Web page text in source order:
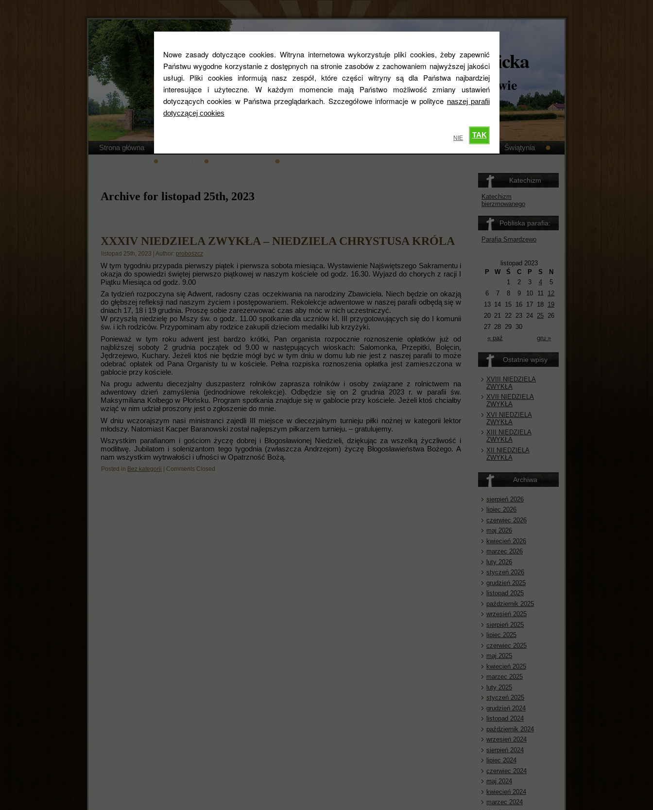
Nowe zasady dotyczące cookies. Witryna internetowa wykorzystuje pliki cookies, żeby zapewnić
Państwu wygodne korzystanie z dostępnych na stronie zasobów z zachowaniem najwyższej jakości
usługi. Pliki cookies informują nasz zespół, które części witryny są dla Państwa najbardziej
interesujące i użyteczne. W każdym momencie mają Państwo możliwość zmiany ustawień
dotyczących cookies w Państwa przeglądarkach. Szczegółowe informacje w polityce naszej parafii
dotyczącej cookies
TAK
NIE
Parafia rzymskokatolicka
pw. Św. Zygmunta w Królewie
Strona główna
Świątynia
Archive for listopad 25th, 2023
XXXIV NIEDZIELA ZWYKŁA – NIEDZIELA CHRYSTUSA KRÓLA
listopad 25th, 2023 | Author: proboszcz
W tym tygodniu przypada pierwszy piątek i pierwsza sobota miesiąca. Wystawienie Najświętszego Sakramentu i
okazja do spowiedzi świętej pierwszo piątkowej w naszym kościele od godz. 16.30. Wyjazd do chorych z racji I
Piątku Miesiąca od godz. 9.00
Za tydzień rozpoczyna się Adwent, radosny czas oczekiwania na narodziny Zbawiciela. Niech będzie on okazją
do głębszej refleksji nad naszym życiem i postępowaniem. Rekolekcje adwentowe w naszej parafii odbędą się w
dniach 17, 18 i 19 grudnia. Proszę sobie zarezerwować czas aby móc w nich uczestniczyć.
W przyszłą niedzielę po Mszy św. o godz. 11.00 spotkanie dla uczniów kl. III przygotowujących się do I komunii
św. i ich rodziców. Przypominam aby rodzice zakupili dzieciom medaliki lub krzyżyki.
Ponieważ w tym roku adwent jest bardzo krótki, Pan organista rozpocznie roznoszenie opłatków już od
najbliższej soboty 2 grudnia początek od 9.00 w następujących wioskach: Salomonka, Przepitki, Bolęcin,
Jędrzejewo, Kuchary. Jeżeli ktoś nie będzie mógł być w tym dniu w domu lub nie jest z naszej parafii to może
odebrać opłatek od Pana Organisty tu w kościele. Pełna rozpiska roznoszenia opłatka jest zamieszczona w
gablocie przy kościele.
Na progu adwentu diecezjalny duszpasterz rolników zaprasza rolników i osoby związane z rolnictwem na
adwentowy dzień zamyślenia (jednodniowe rekolekcje). Odbędzie się on 2 grudnia 2023 r. w parafii św.
Maksymiliana Kolbego w Płońsku. Program spotkania znajduje się w gablocie przy kościele. Jeżeli ktoś chciałby
wziąć w nim udział proszony jest o zgłoszenie do mnie.
W dniu wczorajszym nasi ministranci zajedli III miejsce w diecezjalnym turnieju piłki nożnej w kategorii lektor
młodszy. Natomiast Kacper Baranowski został najlepszym piłkarzem turnieju. – gratulujemy.
Wszystkim parafianom i gościom życzę dobrej i Błogosławionej Niedzieli, dziękując za wszelką życzliwość i
modlitwę. Jubilatom i solenizantom tego tygodnia (zwłaszcza Andrzejom) życzę Błogosławieństwa Bożego. A
nam wszystkim wytrwałości i ufności w Opatrzność Bożą.
Posted in Bez kategorii Comments Closed
Katechizm
Katechizm
bierzmowanego
Pobliska parafia:
Parafia Smardzewo
listopad 2023
P
W Ś C P S N
« paź gru »
1 2 3 4
5
6
7 8 9 10 11
12
13 14 15 16 17 18 19
20 21 22 23 24 25 26
27 28 29 30
Ostatnie wpisy
XVIII NIEDZIELA
ZWYKŁA
XVII NIEDZIELA
ZWYKŁA
XVI NIEDZIELA
ZWYKŁA
XIII NIEDZIELA
ZWYKŁA
XII NIEDZIELA
ZWYKŁA
Archiwa
sierpień 2026
lipiec 2026
czerwiec 2026
maj 2026
kwiecień 2026
marzec 2026
luty 2026
styczeń 2026
grudzień 2025
listopad 2025
październik 2025
wrzesień 2025
sierpień 2025
lipiec 2025
czerwiec 2025
maj 2025
kwiecień 2025
marzec 2025
luty 2025
styczeń 2025
grudzień 2024
listopad 2024
październik 2024
wrzesień 2024
sierpień 2024
lipiec 2024
czerwiec 2024
maj 2024
kwiecień 2024
marzec 2024